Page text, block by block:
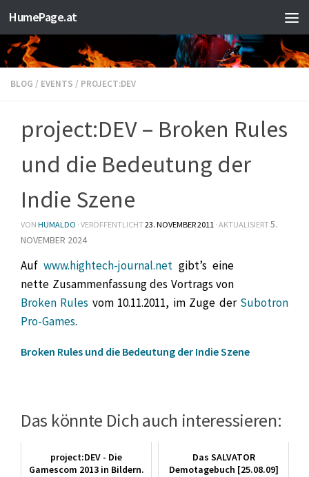
Zum Inhalt springen
HumePage.at
BLOG / EVENTS / PROJECT:DEV
project:DEV – Broken Rules
und die Bedeutung der
Indie Szene
VON HUMALDO · VERÖFFENTLICHT23. NOVEMBER 2011 · AKTUALISIERT5.
NOVEMBER 2024
Aufwww.hightech-journal.net gibt’s eine
nette Zusammenfassung des Vortrags von
Broken Rules vom 10.11.2011, im Zuge der Subotron
Pro-Games.
Broken Rules und die Bedeutung der Indie Szene
Das könnte Dich auch interessieren:
project:DEV - Die
Gamescom 2013 in Bildern.
Das SALVATOR
Demotagebuch [25.08.09]